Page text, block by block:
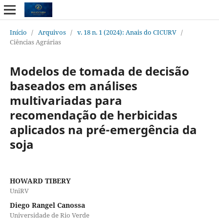
Início / Arquivos / v. 18 n. 1 (2024): Anais do CICURV /
Ciências Agrárias
Modelos de tomada de decisão
baseados em análises
multivariadas para
recomendação de herbicidas
aplicados na pré-emergência da
soja
HOWARD TIBERY
UniRV
Diego Rangel Canossa
Universidade de Rio Verde